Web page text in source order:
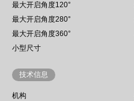
最大开启角度120°
最大开启角度280°
最大开启角度360°
小型尺寸
技术信息
机构